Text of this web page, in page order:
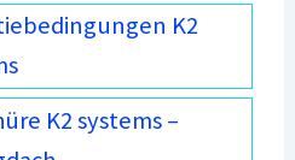
K2
K2 systems –